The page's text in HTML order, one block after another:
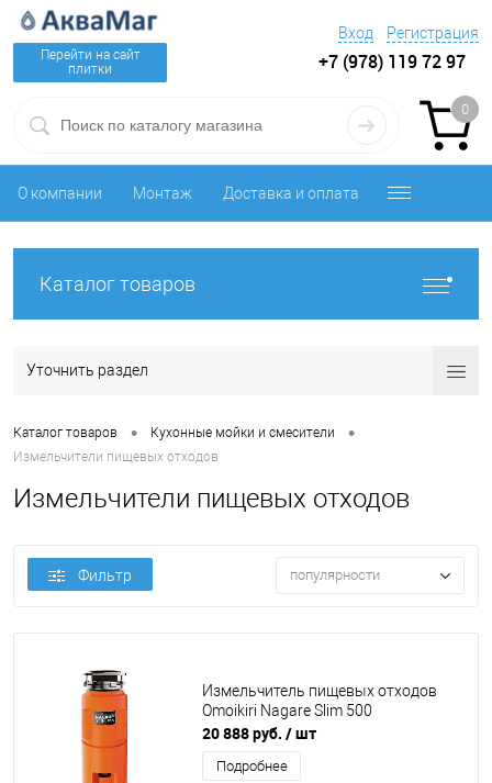
Перейти на сайт
плитки
Вход Регистрация
+7 (978) 119 72 97
0
О компании Монтаж Доставка и оплата
Каталог товаров
Уточнить раздел
Каталог товаров • Кухонные мойки и смесители •
Измельчители пищевых отходов
Измельчители пищевых отходов
Фильтр популярности
Измельчитель пищевых отходов
Omoikiri Nagare Slim 500
20 888 руб. / шт
Подробнее